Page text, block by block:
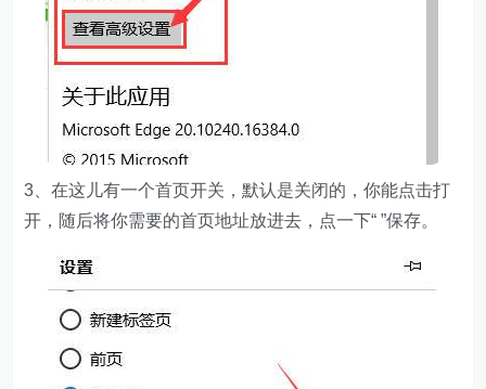
3、在这儿有一个首页开关，默认是关闭的，你能点击打
开，随后将你需要的首页地址放进去，点一下“ ”保存。